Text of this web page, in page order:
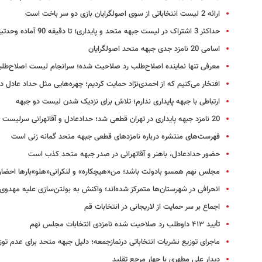
ارائه 2 لیست انتخاباتی از سوی اصولگرایان بازی دو سر باخت است
حداکثر 3 اشتراک در لیست جبهه متحد و پایداری؛ تا دقیقه 90 آماده وحدتیم
اسامی 20 نامزد جدی جبهه متحد اصولگرایان
معرفی تنها نماینده اصلاح‌طلب رد صلاحیت شده؛ سرانجام لیست
افتخار می‌کنیم که از احمدی‌نژاد حمایت کردیم؛ چهره‌هایی مثل حداد عادل
ارتباطی با جبهه پایداری ندارم‬؛ تلاش برای نزدیک شدن لیست دو جبهه
20 نامزد جبهه پایداری در تهران قطعی شد؛ حدادعادل و آقاتهرانی سرلیست
فهرست‌های منتشره درباره نامزدهای قطعی جبهه متحد گمانه زنی است
حضور حدادعادل، باهنر و آقاتهرانی در صدر جبهه متحد کذب است
مجلس نهم همسو بادولت باشد؛ من«هیچکاره» و لنکرانی«هلو»بارها
انحرافی در شهرستان‌ها متمرکز شده‌اند؛ واکنش به بولتن‌سازی علیه
اجماع بر سر حمایت از لاریجانی در انتخابات قم
تأیید ۴۱۳ داوطلب رد صلاحیت شده نامزدی انتخابات مجلس نهم
ماجرای توزیع نشریات انتخاباتی درنمازجمعه؛ دلیل جبهه متحد برای عدم